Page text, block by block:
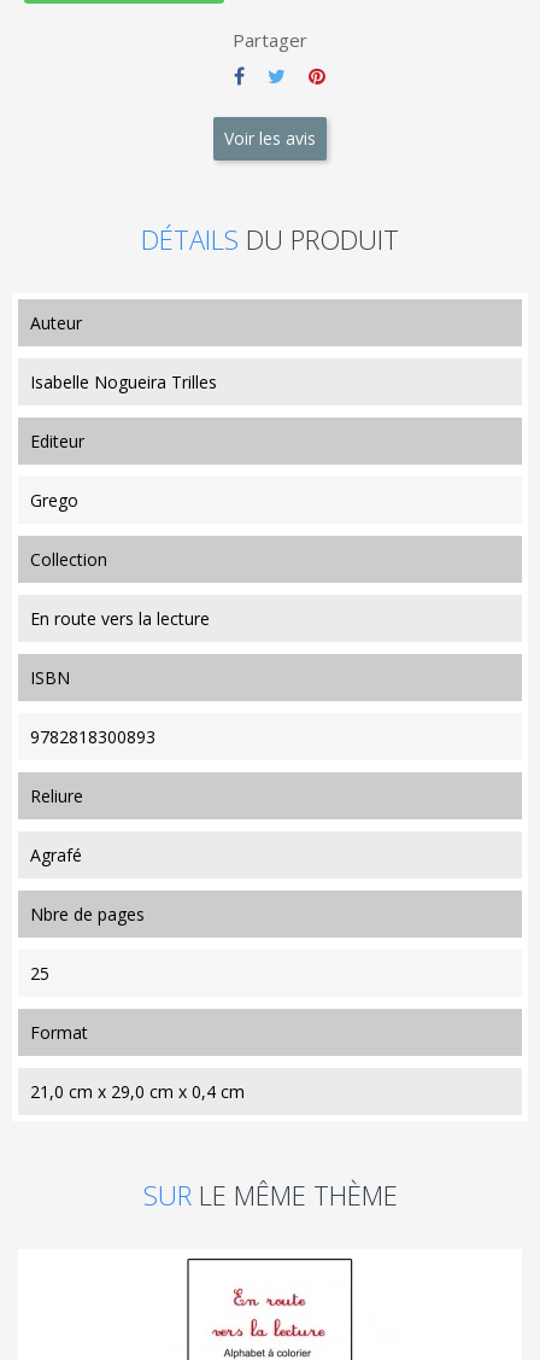
Partager
Voir les avis
DÉTAILS DU PRODUIT
auteur
Isabelle Nogueira Trilles
editeur
Grego
collection
En route vers la lecture
ISBN
9782818300893
reliure
Agrafé
nbre de pages
25
format
21,0 cm x 29,0 cm x 0,4 cm
SUR LE MÊME THÈME